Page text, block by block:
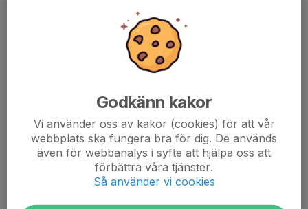
Godkänn kakor
Vi använder oss av kakor (cookies) för att vår
webbplats ska fungera bra för dig. De används
även för webbanalys i syfte att hjälpa oss att
förbättra våra tjänster.
Så använder vi cookies